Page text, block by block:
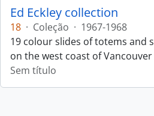
Ed Eckley collection
18 · Coleção · 1967-1968
19 colour slides of totems and
on the west coast of Vancouver
Sem título